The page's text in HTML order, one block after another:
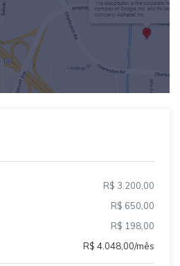
R$ 3.200,00
R$ 650,00
R$ 198,00
R$ 4.048,00/mês